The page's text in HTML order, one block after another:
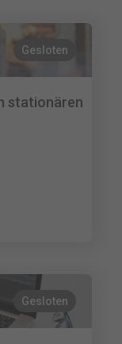
Gesloten
stationären
Gesloten